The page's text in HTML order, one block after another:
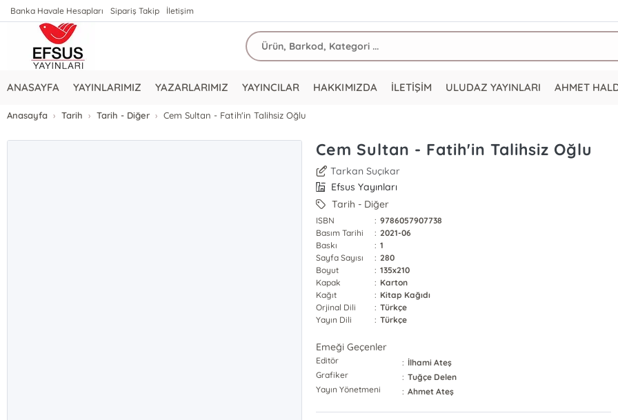
Banka Havale Hesapları Sipariş Takip İletişim
ANASAYFA YAYINLARIMIZ YAZARLARIMIZ YAYINCILAR HAKKIMIZDA İLETİŞİM ULUDAZ YAYINLARI AHMET
Anasayfa Tarih Tarih - Diğer Cem Sultan - Fatih'in Talihsiz Oğlu
Cem Sultan - Fatih'in Talihsiz Oğlu
Tarkan Suçıkar
Efsus Yayınları
Tarih - Diğer
ISBN : 9786057907738
Basım Tarihi
: 2021-06
Baskı
: 1
Sayfa Sayısı
: 280
Boyut
: 135x210
Kapak
: Karton
Kağıt
: Kitap Kağıdı
Orjinal Dili
: Türkçe
Yayın Dili
: Türkçe
Emeği Geçenler
Editör : İlhami Ateş
Grafiker
: Tuğçe Delen
Yayın Yönetmeni
: Ahmet Ateş